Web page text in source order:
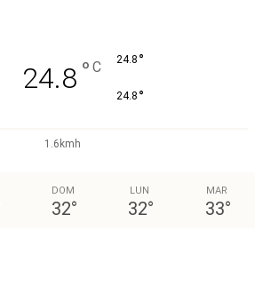
24.8 ° C 24.8 °
24.8 °
1.6kmh
DOM
32°
LUN
32°
MAR
33°